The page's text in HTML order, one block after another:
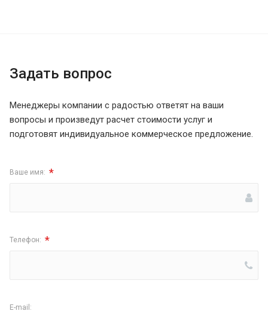
Задать вопрос
Менеджеры компании с радостью ответят на ваши
вопросы и произведут расчет стоимости услуг и
подготовят индивидуальное коммерческое предложение.
Ваше имя: *
Телефон: *
E-mail: